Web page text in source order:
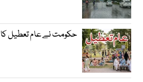
حکومت نے عام تعطیل کا